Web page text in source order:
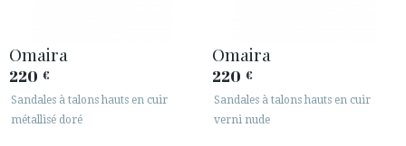
Omaira
220 €
Sandales à talons hauts en cuir
métallisé doré
Omaira
220 €
Sandales à talons hauts en cuir
verni nude